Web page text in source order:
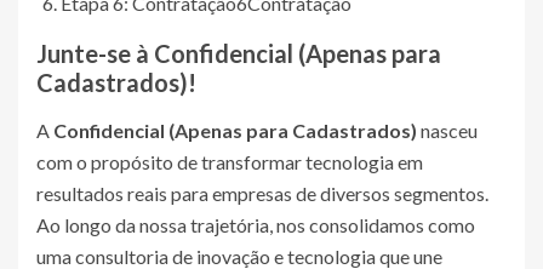
Junte-se à Confidencial (Apenas para
Cadastrados)!
A Confidencial (Apenas para Cadastrados) nasceu
com o propósito de transformar tecnologia em
resultados reais para empresas de diversos segmentos.
Ao longo da nossa trajetória, nos consolidamos como
uma consultoria de inovação e tecnologia que une